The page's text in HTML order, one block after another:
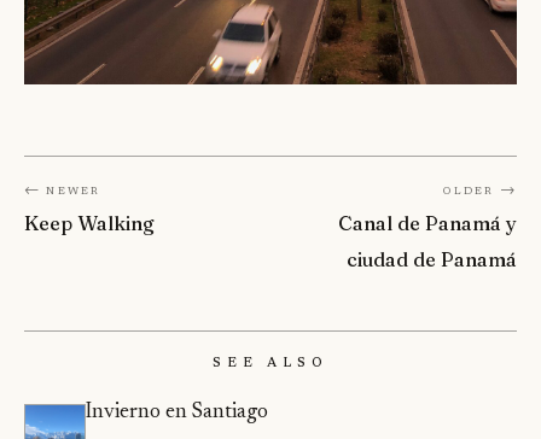
← Newer
Keep Walking
Older →
Canal de Panamá y
ciudad de Panamá
See Also
Invierno en Santiago